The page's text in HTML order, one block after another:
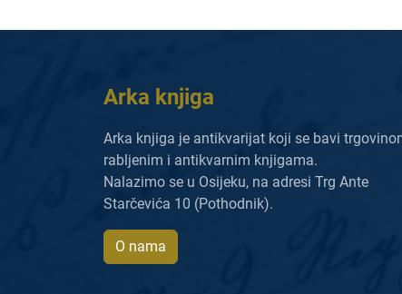
Arka knjiga
Arka knjiga je antikvarijat koji se bavi
rabljenim i antikvarnim knjigama.
Nalazimo se u Osijeku, na adresi Trg Ante
Starčevića 10 (Pothodnik).
O nama